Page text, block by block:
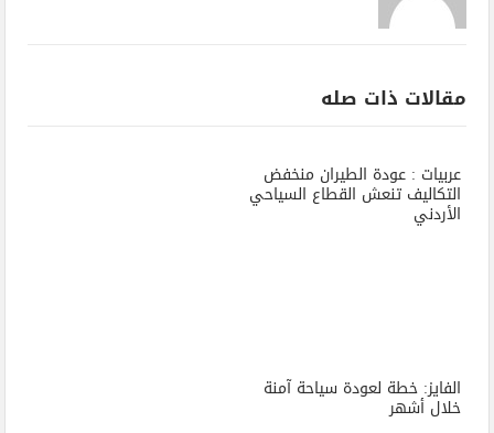
مقالات ذات صله
عربيات : عودة الطيران منخفض
التكاليف تنعش القطاع السياحي
الأردني
الفايز: خطة لعودة سياحة آمنة
خلال أشهر